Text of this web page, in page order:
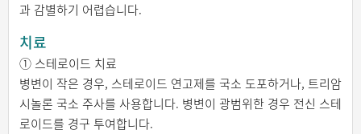
과 감별하기 어렵습니다.
치료
① 스테로이드 치료
병변이 작은 경우, 스테로이드 연고제를 국소 도포하거나, 트리암
시놀론 국소 주사를 사용합니다. 병변이 광범위한 경우 전신 스테
로이드를 경구 투여합니다.